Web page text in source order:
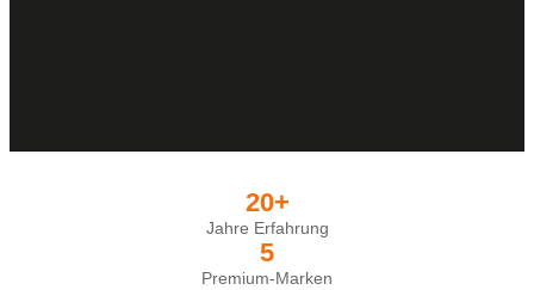
20+
Jahre Erfahrung
5
Premium-Marken